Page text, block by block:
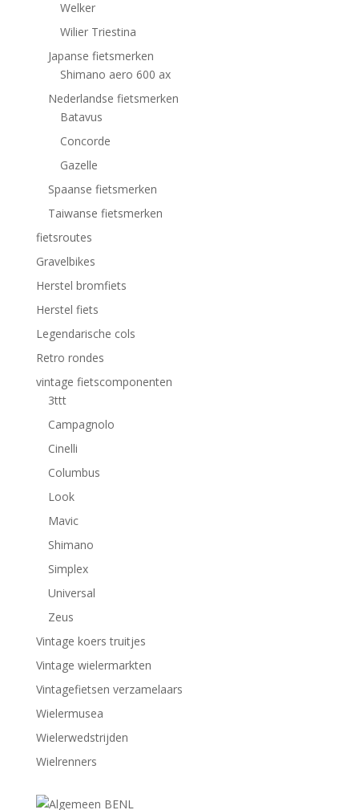
Welker
Wilier Triestina
Japanse fietsmerken
Shimano aero 600 ax
Nederlandse fietsmerken
Batavus
Concorde
Gazelle
Spaanse fietsmerken
Taiwanse fietsmerken
fietsroutes
Gravelbikes
Herstel bromfiets
Herstel fiets
Legendarische cols
Retro rondes
vintage fietscomponenten
3ttt
Campagnolo
Cinelli
Columbus
Look
Mavic
Shimano
Simplex
Universal
Zeus
Vintage koers truitjes
Vintage wielermarkten
Vintagefietsen verzamelaars
Wielermusea
Wielerwedstrijden
Wielrenners